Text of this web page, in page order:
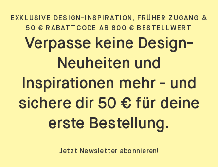
EXKLUSIVE DESIGN-INSPIRATION, FRÜHER ZUGANG &
50 € RABATTCODE AB 800 € BESTELLWERT
Verpasse keine Design-
Neuheiten und
Inspirationen mehr - und
sichere dir 50 € für deine
erste Bestellung.
Jetzt Newsletter abonnieren!